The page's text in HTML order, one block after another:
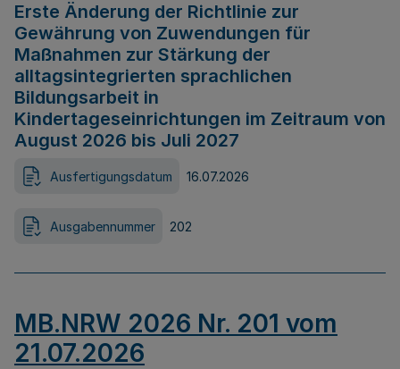
Erste Änderung der Richtlinie zur
Gewährung von Zuwendungen für
Maßnahmen zur Stärkung der
alltagsintegrierten sprachlichen
Bildungsarbeit in
Kindertageseinrichtungen im Zeitraum von
August 2026 bis Juli 2027
Ausfertigungsdatum 16.07.2026
Ausgabennummer 202
MB.NRW 2026 Nr. 201 vom
21.07.2026